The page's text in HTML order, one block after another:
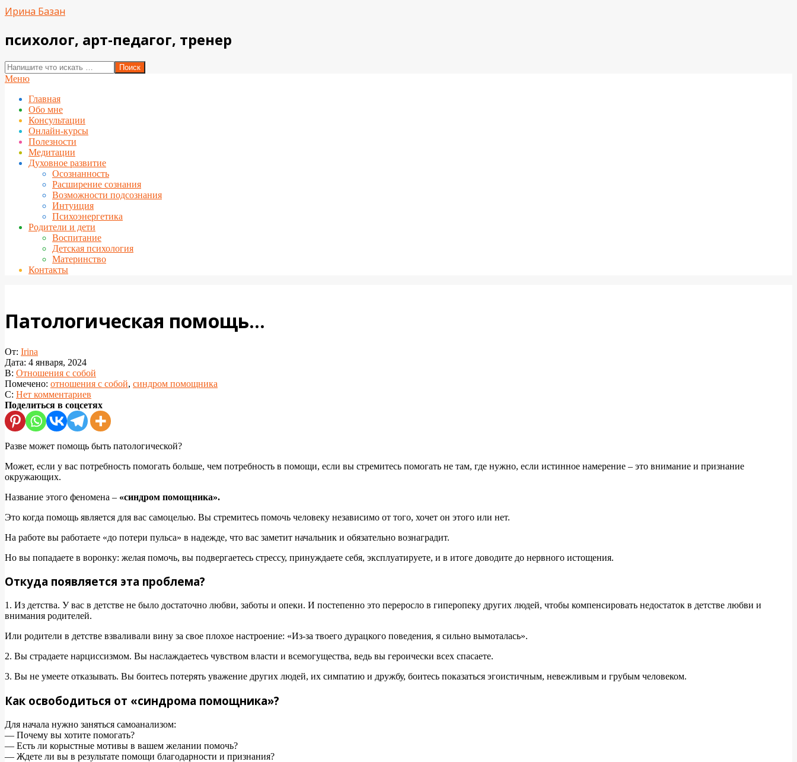
Перейти
Ирина Базан
психолог, арт-педагог, тренер
Поиск
Вторичное
навигации
Меню
Главная
Обо мне
Консультации
Онлайн-курсы
Полезности
Медитации
Духовное развитие
Осознанность
Расширение сознания
Возможности подсознания
Интуиция
Психоэнергетика
Родители и дети
Воспитание
Детская психология
Материнство
Контакты
Патологическая помощь…
От: Irina
Дата: 4 января, 2024
В: Отношения с собой
Помечено: отношения с собой, синдром помощника
С: Нет комментариев
Поделиться в соцсетях
Разве может помощь быть патологической?
Может, если у вас потребность помогать больше, чем потребность в помощи, если вы стремитесь помогать не там, где нужно, если истинное намерение – это внимание и признание
окружающих.
Название этого феномена – «синдром помощника».
Это когда помощь является для вас самоцелью. Вы стремитесь помочь человеку независимо от того, хочет он этого или нет.
На работе вы работаете «до потери пульса» в надежде, что вас заметит начальник и обязательно вознаградит.
Но вы попадаете в воронку: желая помочь, вы подвергаетесь стрессу, принуждаете себя, эксплуатируете, и в итоге доводите до нервного истощения.
Откуда появляется эта проблема?
1. Из детства. У вас в детстве не было достаточно любви, заботы и опеки. И постепенно это переросло в гиперопеку других людей, чтобы компенсировать недостаток в детстве любви и
внимания родителей.
Или родители в детстве взваливали вину за свое плохое настроение: «Из-за твоего дурацкого поведения, я сильно вымоталась».
2. Вы страдаете нарциссизмом. Вы наслаждаетесь чувством власти и всемогущества, ведь вы героически всех спасаете.
3. Вы не умеете отказывать. Вы боитесь потерять уважение других людей, их симпатию и дружбу, боитесь показаться эгоистичным, невежливым и грубым человеком.
Как освободиться от «синдрома помощника»?
Для начала нужно заняться самоанализом:
— Почему вы хотите помогать?
— Есть ли корыстные мотивы в вашем желании помочь?
— Ждете ли вы в результате помощи благодарности и признания?